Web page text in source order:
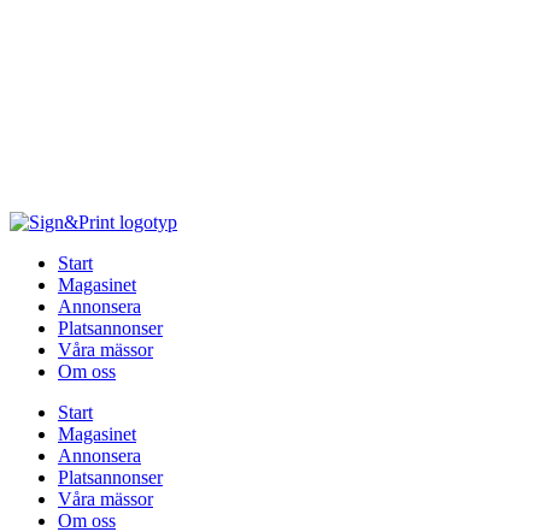
Start
Magasinet
Annonsera
Platsannonser
Våra mässor
Om oss
Start
Magasinet
Annonsera
Platsannonser
Våra mässor
Om oss